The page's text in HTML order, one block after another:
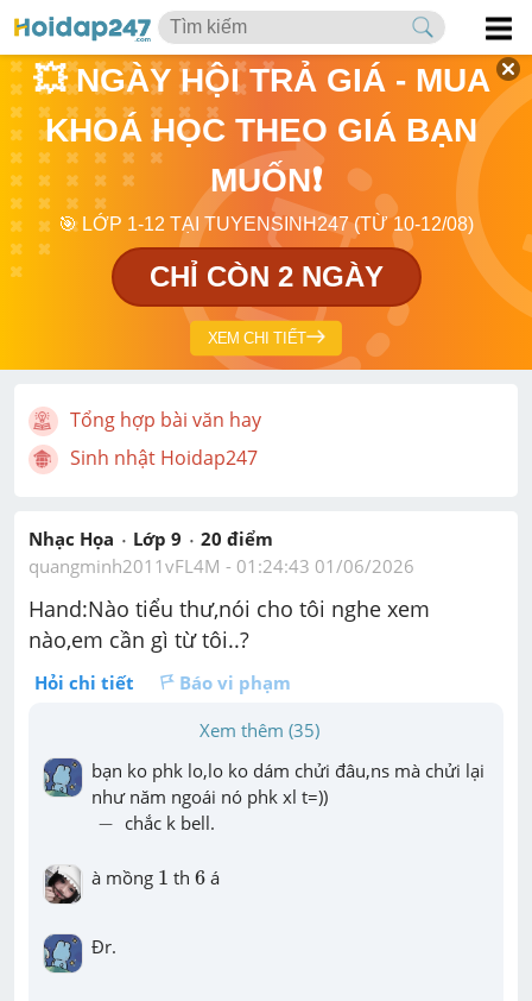
💥 NGÀY HỘI TRẢ GIÁ - MUA
KHOÁ HỌC THEO GIÁ BẠN
MUỐN❗
🎯 LỚP 1-12 TẠI TUYENSINH247 (TỪ 10-12/08)
CHỈ CÒN 2 NGÀY
XEM CHI TIẾT
Tổng hợp bài văn hay
Sinh nhật Hoidap247
Nhạc Họa Lớp 9 20 điểm
quangminh2011vFL4M - 01:24:43 01/06/2026
Hand:Nào tiểu thư,nói cho tôi nghe xem
nào,em cần gì từ tôi..?
Hỏi chi tiết
Báo vi phạm
Xem thêm (35)
bạn ko phk lo,lo ko dám chửi đâu,ns mà chửi lại
− chắc k bell.
à mồng 1
1 th 6
6 á
Đr.